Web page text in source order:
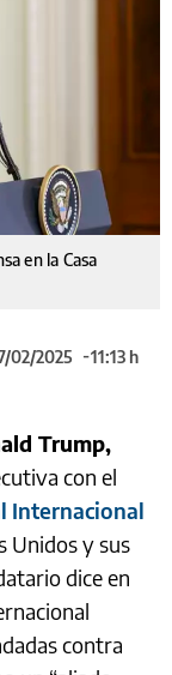
en la Casa
02/2025
11:13 h
Trump,
con el
Internacional
Unidos y sus
dice en
contra